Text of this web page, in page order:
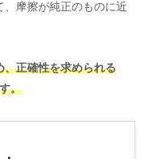
摩擦が純正のものに近
、正確性を求められる
。